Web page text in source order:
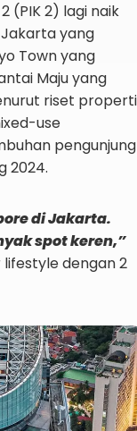
(PIK 2) lagi naik
yang
Town yang
Maju yang
riset properti
use
pengunjung
2024.
di Jakarta.
spot keren,”
dengan 2